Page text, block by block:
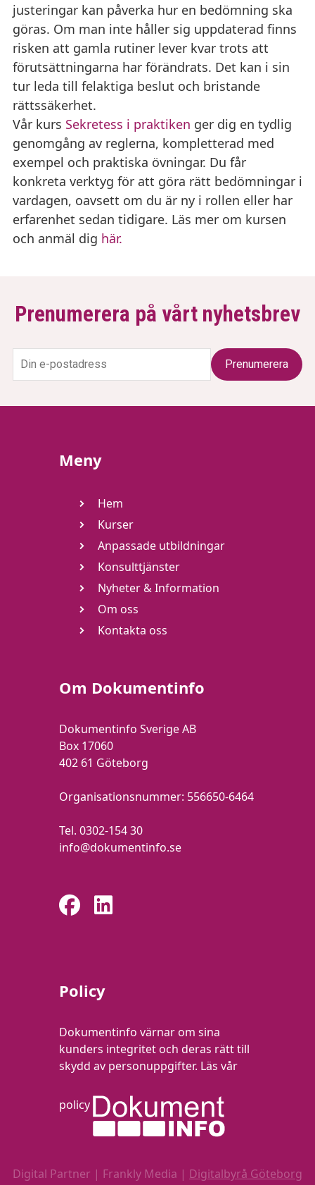
justeringar kan påverka hur en bedömning ska
göras. Om man inte håller sig uppdaterad finns
risken att gamla rutiner lever kvar trots att
förutsättningarna har förändrats. Det kan i sin
tur leda till felaktiga beslut och bristande
rättssäkerhet.
Vår kurs Sekretess i praktiken ger dig en tydlig
genomgång av reglerna, kompletterad med
exempel och praktiska övningar. Du får
konkreta verktyg för att göra rätt bedömningar i
vardagen, oavsett om du är ny i rollen eller har
erfarenhet sedan tidigare. Läs mer om kursen
och anmäl dig här.
Prenumerera på vårt nyhetsbrev
Meny
Hem
Kurser
Anpassade utbildningar
Konsulttjänster
Nyheter & Information
Om oss
Kontakta oss
Om Dokumentinfo
Dokumentinfo Sverige AB
Box 17060
402 61 Göteborg
Organisationsnummer: 556650-6464
Tel. 0302-154 30
info@dokumentinfo.se
Policy
Dokumentinfo värnar om sina
kunders integritet och deras rätt till
skydd av personuppgifter. Läs vår
policy
Digital Partner | Frankly Media | Digitalbyrå Göteborg